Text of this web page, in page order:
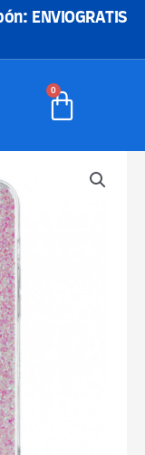
ENVIOGRATIS
0
Carrito